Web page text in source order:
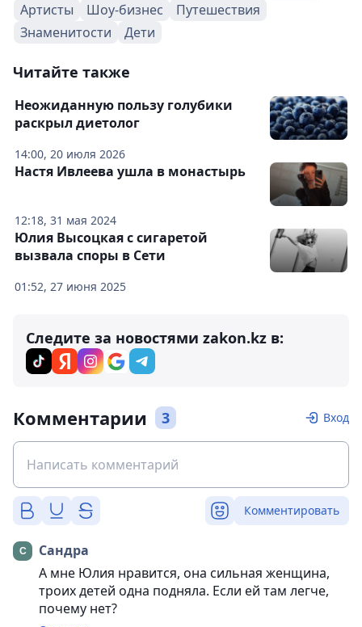
Артисты
Шоу-бизнес
Путешествия
Знаменитости
Дети
Читайте также
14:00, 20 июля 2026
Неожиданную пользу голубики
раскрыл диетолог
12:18, 31 мая 2024
Настя Ивлеева ушла в монастырь
01:52, 27 июня 2025
Юлия Высоцкая с сигаретой
вызвала споры в Сети
Следите за новостями zakon.kz в:
Комментарии 3 Вход
Комментировать
Сандра
А мне Юлия нравится, она сильная женщина,
троих детей одна подняла. Если ей там легче,
почему нет?